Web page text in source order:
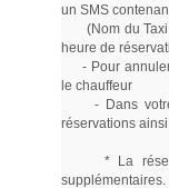
un SMS
(Nom du Taxi,
heure de
- Pour annuler
le chauffeur
- Dans votre
réservations
* La
supplémentaires.